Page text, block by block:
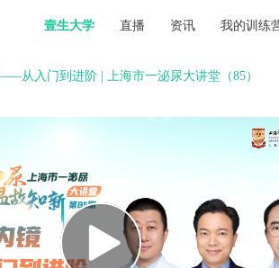
壹生大学 直播 资讯 我的训练
从入门到进阶 | 上海市一泌尿大讲堂（85）